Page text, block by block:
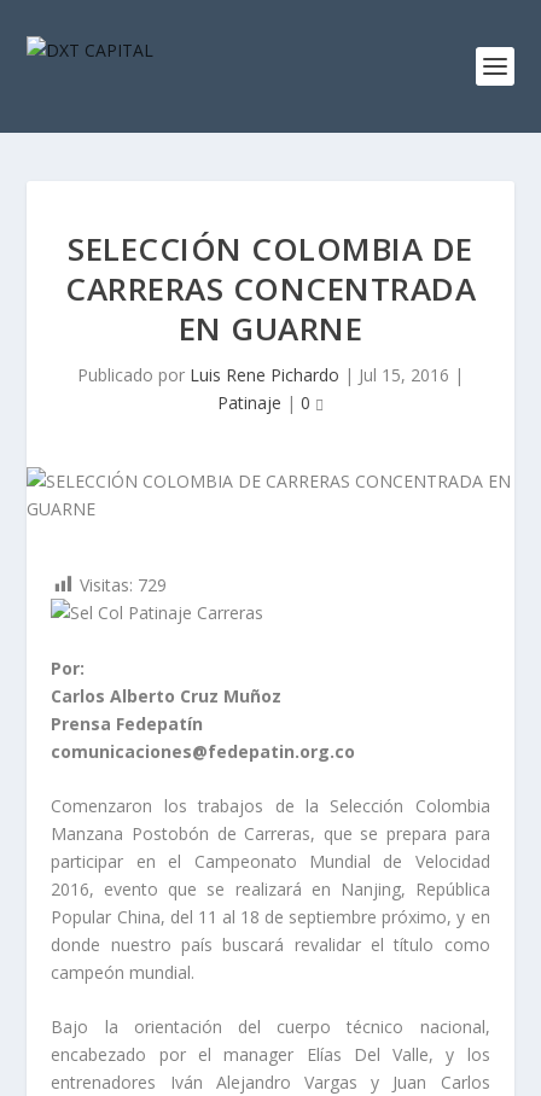
SELECCIÓN COLOMBIA DE
CARRERAS CONCENTRADA
EN GUARNE
Publicado por Luis Rene Pichardo | Jul 15, 2016 |
Patinaje | 0
Visitas: 729
Por:
Carlos Alberto Cruz Muñoz
Prensa Fedepatín
comunicaciones@fedepatin.org.co
Comenzaron los trabajos de la Selección Colombia
Manzana Postobón de Carreras, que se prepara para
participar en el Campeonato Mundial de Velocidad
2016, evento que se realizará en Nanjing, República
Popular China, del 11 al 18 de septiembre próximo, y en
donde nuestro país buscará revalidar el título como
campeón mundial.
Bajo la orientación del cuerpo técnico nacional,
encabezado por el manager Elías Del Valle, y los
entrenadores Iván Alejandro Vargas y Juan Carlos